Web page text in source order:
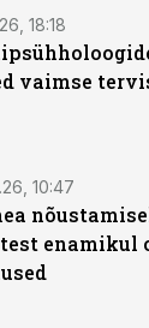
18:18
vaimse
10:47
enamikul